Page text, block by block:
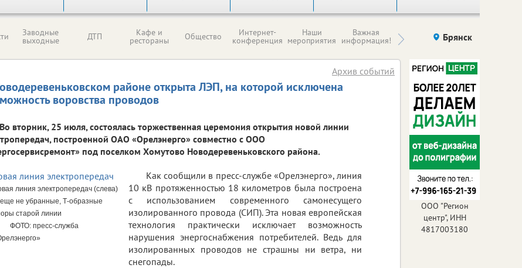
Заводные
выходные ДТП Кафе и
рестораны Общество Интернет-
конференция
Наши
мероприятия
Важная
информация! Происшествия Здоровье
Брянск
районе открыта ЛЭП, на которой исключена
воровства проводов
Архив событий
Во вторник, 25 июля, состоялась торжественная церемония открытия новой линии
построенной ОАО «Орелэнерго» совместно с ООО
под поселком Хомутово Новодеревеньковского района.
линия электропередач (слева)
не убранные, Т-образные
старой линии
ФОТО: пресс-служба
Как сообщили в пресс-службе «Орелэнерго», линия
10 кВ протяженностью 18 километров была построена
с использованием современного самонесущего
изолированного провода (СИП). Эта новая европейская
технология практически исключает возможность
нарушения энергоснабжения потребителей. Ведь для
изолированных проводов не страшны ни ветра, ни
снегопады.
ООО "Регион
центр", ИНН
4817003180